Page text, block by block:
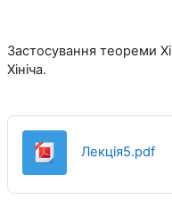
Застосування теореми
Хініча.
Лекція5.pdf